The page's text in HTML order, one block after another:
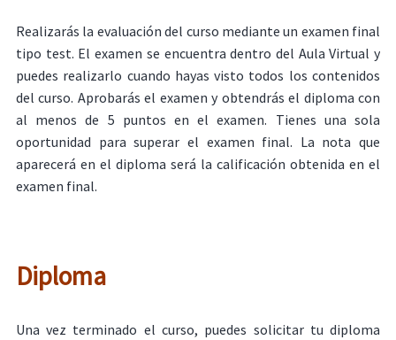
Realizarás la evaluación del curso mediante un examen final
tipo test. El examen se encuentra dentro del Aula Virtual y
puedes realizarlo cuando hayas visto todos los contenidos
del curso. Aprobarás el examen y obtendrás el diploma con
al menos de 5 puntos en el examen. Tienes una sola
oportunidad para superar el examen final. La nota que
aparecerá en el diploma será la calificación obtenida en el
examen final.
Diploma
Una vez terminado el curso, puedes solicitar tu diploma